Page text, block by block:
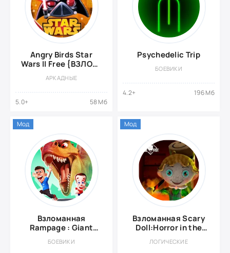
Angry Birds Star
Wars II Free {ВЗЛОМ:
АРКАДНЫЕ
5.0+ 58 Мб
Psychedelic Trip
БОЕВИКИ
4.2+ 196 Мб
Взломанная
Rampage : Giant
БОЕВИКИ
Мод
Взломанная Scary
Doll:Horror in the
ЛОГИЧЕСКИЕ
Мод